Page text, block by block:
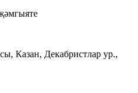
Казан, Декабристлар ур.,